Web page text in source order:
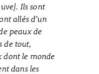
Ils sont
allés d’un
peaux de
de tout,
dont le monde
dans les